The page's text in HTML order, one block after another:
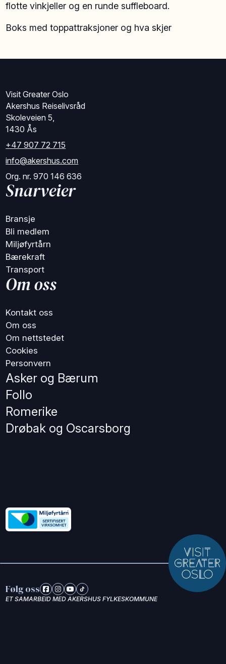
flotte vinkjeller og en runde suffleboard.
Boks med toppattraksjoner og hva skjer
Visit Greater Oslo
Akershus Reiselivsråd
Skoleveien 5,
1430 Ås
+47 907 72 715
info@akershus.com
Org. nr. 970 146 636
Snarveier
Bransje
Bli medlem
Miljøfyrtårn
Bærekraft
Transport
Om oss
Kontakt oss
Om oss
Om nettstedet
Cookies
Personvern
Asker og Bærum
Follo
Romerike
Drøbak og Oscarsborg
Følg oss
ET SAMARBEID MED AKERSHUS FYLKESKOMMUNE